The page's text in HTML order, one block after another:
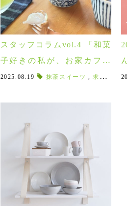
スタッフコラムvol.4 「和菓
子好きの私が、お家カフェ
のために「そばちょこ」を
2025.08.19 抹茶スイーツ ,求肥 , 寒天